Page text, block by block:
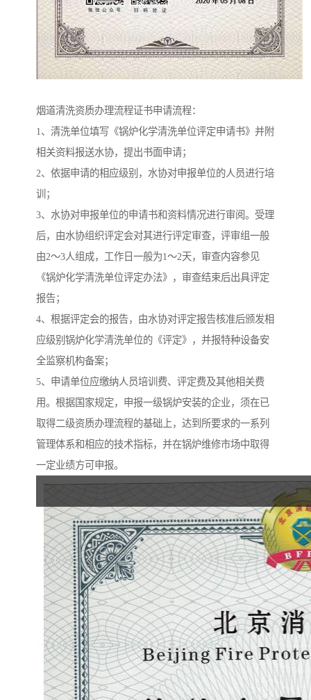
烟道清洗资质办理流程证书申请流程：
1、清洗单位填写《锅炉化学清洗单位评定申请书》并附
相关资料报送水协，提出书面申请；
2、依据申请的相应级别，水协对申报单位的人员进行培
训；
3、水协对申报单位的申请书和资料情况进行审阅。受理
后，由水协组织评定会对其进行评定审查，评审组一般
由2～3人组成，工作日一般为1～2天，审查内容参见
《锅炉化学清洗单位评定办法》，审查结束后出具评定
报告；
4、根据评定会的报告，由水协对评定报告核准后颁发相
应级别锅炉化学清洗单位的《评定》，并报特种设备安
全监察机构备案；
5、申请单位应缴纳人员培训费、评定费及其他相关费
用。根据国家规定，申报一级锅炉安装的企业，须在已
取得二级资质办理流程的基础上，达到所要求的一系列
管理体系和相应的技术指标，并在锅炉维修市场中取得
一定业绩方可申报。